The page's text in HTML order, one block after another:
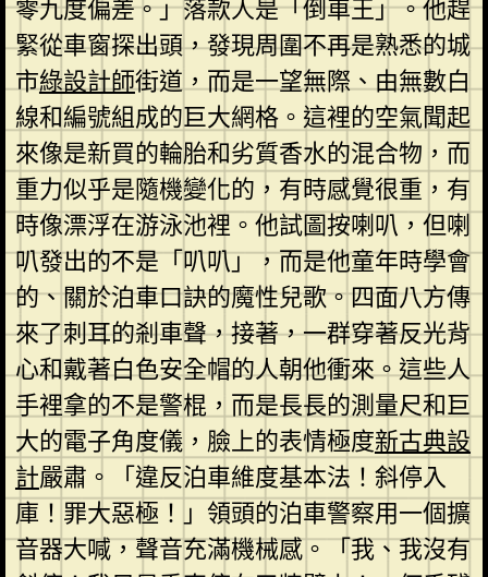
零九度偏差。」落款人是「倒車王」。他趕
緊從車窗探出頭，發現周圍不再是熟悉的城
市綠設計師街道，而是一望無際、由無數白
線和編號組成的巨大網格。這裡的空氣聞起
來像是新買的輪胎和劣質香水的混合物，而
重力似乎是隨機變化的，有時感覺很重，有
時像漂浮在游泳池裡。他試圖按喇叭，但喇
叭發出的不是「叭叭」，而是他童年時學會
的、關於泊車口訣的魔性兒歌。四面八方傳
來了刺耳的剎車聲，接著，一群穿著反光背
心和戴著白色安全帽的人朝他衝來。這些人
手裡拿的不是警棍，而是長長的測量尺和巨
大的電子角度儀，臉上的表情極度新古典設
計嚴肅。「違反泊車維度基本法！斜停入
庫！罪大惡極！」領頭的泊車警察用一個擴
音器大喊，聲音充滿機械感。「我、我沒有